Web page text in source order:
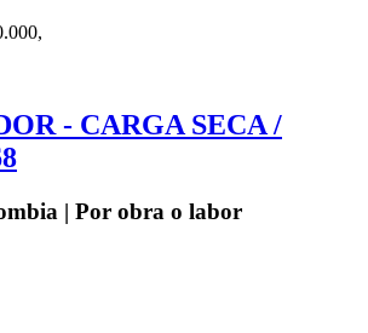
- CARGA SECA /
| Por obra o labor